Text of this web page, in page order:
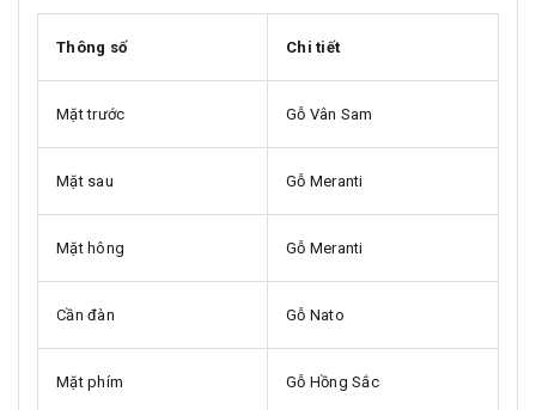
Thông số Chi tiết
Mặt trước Gỗ Vân Sam
Mặt sau Gỗ Meranti
Mặt hông Gỗ Meranti
Cần đàn Gỗ Nato
Mặt phím Gỗ Hồng Sắc